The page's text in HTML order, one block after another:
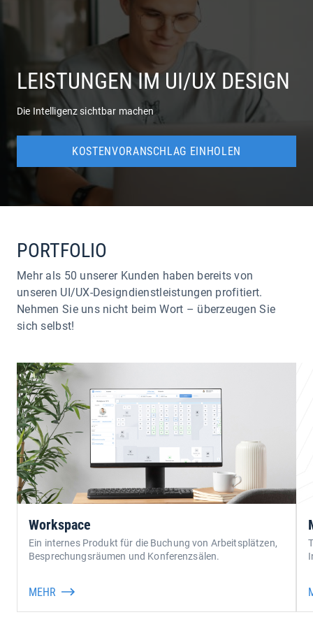
UNTERNEHMEN
LEISTUNGEN IM UI/UX DESIGN
Die Intelligenz sichtbar machen
KOSTENVORANSCHLAG EINHOLEN
PORTFOLIO
Mehr als 50 unserer Kunden haben bereits von
unseren UI/UX-Designdienstleistungen profitiert.
Nehmen Sie uns nicht beim Wort – überzeugen Sie
sich selbst!
Workspace
Ein internes Produkt für die Buchung von Arbeitsplätzen,
Besprechungsräumen und Konferenzsälen.
MEHR